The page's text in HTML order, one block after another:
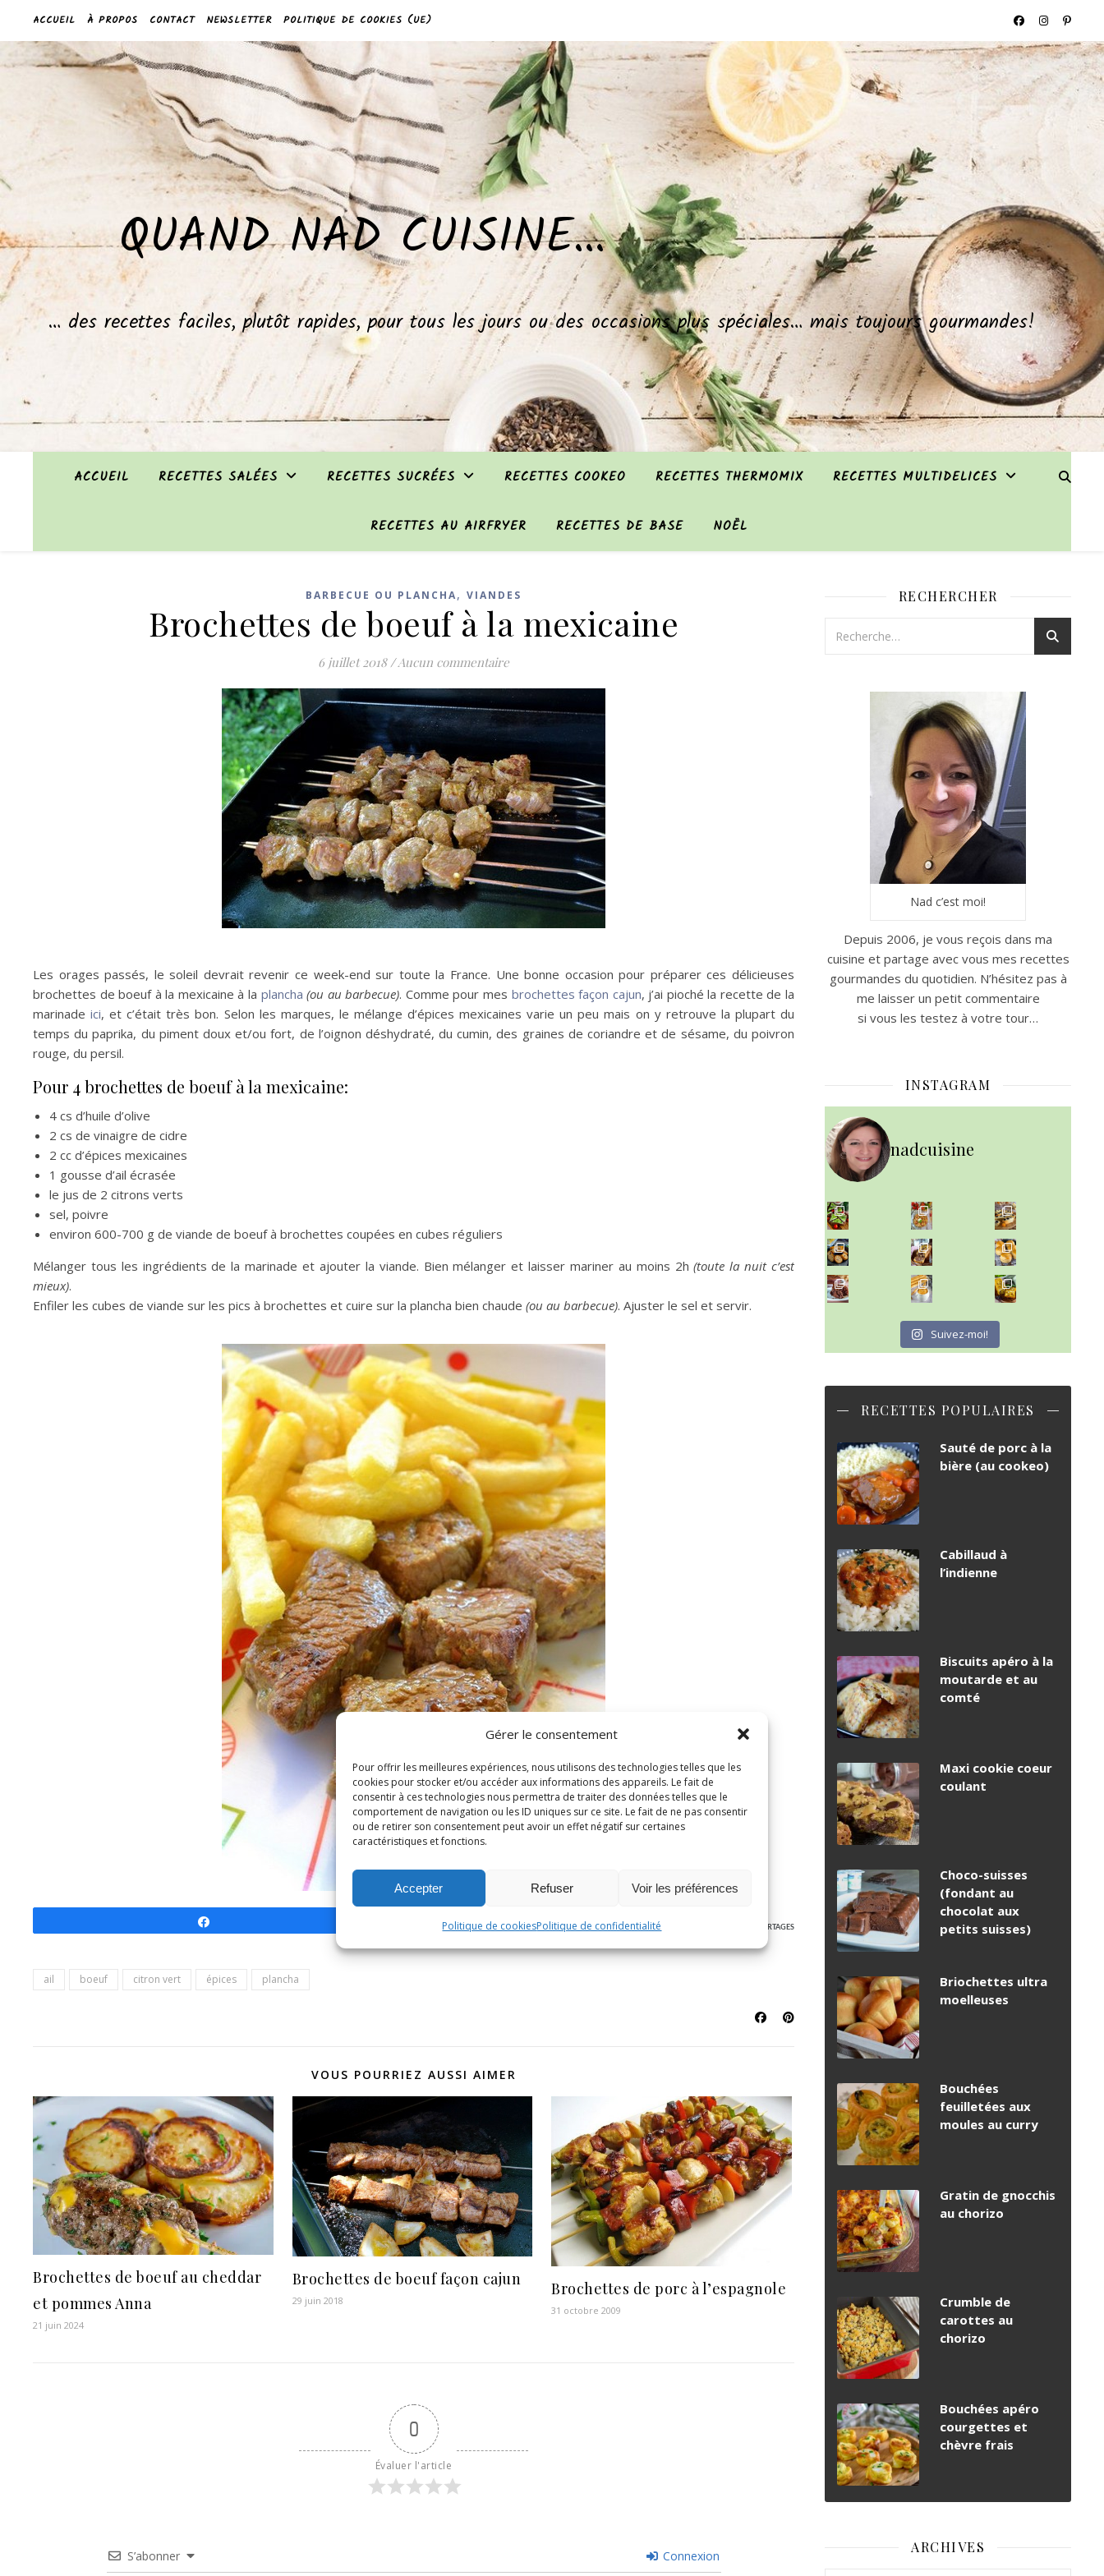
Gérer le consentement
Pour offrir les meilleures expériences, nous utilisons des technologies telles que les
cookies pour stocker et/ou accéder aux informations des appareils. Le fait de
consentir à ces technologies nous permettra de traiter des données telles que le
comportement de navigation ou les ID uniques sur ce site. Le fait de ne pas consentir
ou de retirer son consentement peut avoir un effet négatif sur certaines
caractéristiques et fonctions.
Accepter Refuser Voir les préférences
Politique de cookiesPolitique de confidentialité
ACCUEIL À PROPOS CONTACT NEWSLETTER POLITIQUE DE COOKIES (UE)
QUAND NAD CUISINE…
… des recettes faciles, plutôt rapides, pour tous les jours ou des occasions plus spéciales… mais toujours gourmandes!
ACCUEIL RECETTES SALÉES RECETTES SUCRÉES RECETTES COOKEO RECETTES THERMOMIX RECETTES MULTIDELICES
RECETTES AU AIRFRYER RECETTES DE BASE NOËL
BARBECUE OU PLANCHA, VIANDES
Brochettes de boeuf à la mexicaine
6 juillet 2018 /Aucun commentaire
Les orages passés, le soleil devrait revenir ce week-end sur toute la France. Une bonne occasion pour préparer ces délicieuses
brochettes de boeuf à la mexicaine à la plancha (ou au barbecue). Comme pour mes brochettes façon cajun, j’ai pioché la recette de la
marinadeici, et c’était très bon. Selon les marques, le mélange d’épices mexicaines varie un peu mais on y retrouve la plupart du
temps du paprika, du piment doux et/ou fort, de l’oignon déshydraté, du cumin, des graines de coriandre et de sésame, du poivron
rouge, du persil.
Pour 4 brochettes de boeuf à la mexicaine:
4 cs d’huile d’olive
2 cs de vinaigre de cidre
2 cc d’épices mexicaines
1 gousse d’ail écrasée
le jus de 2 citrons verts
sel, poivre
environ 600-700 g de viande de boeuf à brochettes coupées en cubes réguliers
Mélanger tous les ingrédients de la marinade et ajouter la viande. Bien mélanger et laisser mariner au moins 2h(toute la nuit c’est
mieux).
Enfiler les cubes de viande sur les pics à brochettes et cuire sur la plancha bien chaude (ou au barbecue). Ajuster le sel et servir.
Épingle 1
PARTAGES
ail boeuf citron vert épices plancha
VOUS POURRIEZ AUSSI AIMER
Brochettes de boeuf au cheddar
et pommes Anna
21 juin 2024
Brochettes de boeuf façon cajun
29 juin 2018
Brochettes de porc à l’espagnole
31 octobre 2009
0
Évaluer l'article
S’abonner Connexion
RECHERCHER
Nad c’est moi!
Depuis 2006, je vous reçois dans ma
cuisine et partage avec vous mes recettes
gourmandes du quotidien. N’hésitez pas à
me laisser un petit commentaire
si vous les testez à votre tour…
INSTAGRAM
nadcuisine
~ SALADE DE PÂTES AUX DEUX TOMATES THON ET BURRA ~ FINANCIERS MYRTILLES ET CITRON ~
Aujourd'hu
~ BUNS MAISON ~
Un peu de boulange par ici au
~ GÂTEAU FONDANT CHOCO NOISETTE ~
C'est lundi
Suivez-moi!
RECETTES POPULAIRES
Sauté de porc à la
bière (au cookeo)
Cabillaud à
l’indienne
Biscuits apéro à la
moutarde et au
comté
Maxi cookie coeur
coulant
Choco-suisses
(fondant au
chocolat aux
petits suisses)
Briochettes ultra
moelleuses
Bouchées
feuilletées aux
moules au curry
Gratin de gnocchis
au chorizo
Crumble de
carottes au
chorizo
Bouchées apéro
courgettes et
chèvre frais
ARCHIVES